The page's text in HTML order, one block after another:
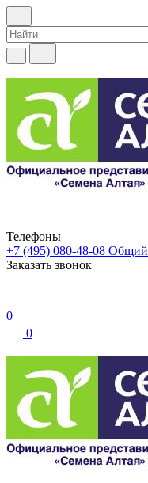
Телефоны
+7 (495) 080-48-08 Общий
Заказать звонок
0
0